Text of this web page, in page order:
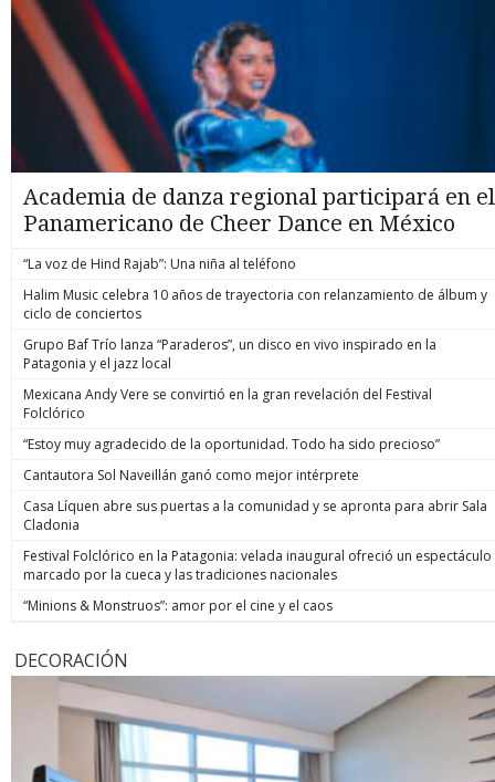
Academia de danza regional participará en el
Panamericano de Cheer Dance en México
“La voz de Hind Rajab”: Una niña al teléfono
Halim Music celebra 10 años de trayectoria con relanzamiento de álbum y
ciclo de conciertos
Grupo Baf Trío lanza “Paraderos”, un disco en vivo inspirado en la
Patagonia y el jazz local
Mexicana Andy Vere se convirtió en la gran revelación del Festival
Folclórico
“Estoy muy agradecido de la oportunidad. Todo ha sido precioso”
Cantautora Sol Naveillán ganó como mejor intérprete
Casa Líquen abre sus puertas a la comunidad y se apronta para abrir Sala
Cladonia
Festival Folclórico en la Patagonia: velada inaugural ofreció un espectáculo
marcado por la cueca y las tradiciones nacionales
“Minions & Monstruos”: amor por el cine y el caos
DECORACIÓN